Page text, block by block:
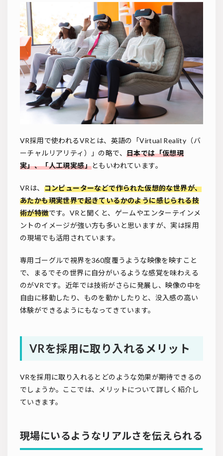
VR採用で使われるVRとは、英語の「Virtual Reality（バ
ーチャルリアリティ）」の略で、 日本では「仮想現
実」、「人工現実感」ともいわれています。
VRは、 コンピューターなどで作られた仮想的な世界が、
あたかも現実世界で起きているかのように感じられる技
術が特徴です。VRと聞くと、ゲームやエンターテインメ
ントのイメージが強い方も多いと思いますが、実は採用
の現場でも活用されています。
専用ゴーグルで視界を360度覆うような映像を映すこと
で、まるでその世界に自分がいるような感覚を味わえる
のがVRです。近年では技術がさらに発展し、映像の中を
自由に移動したり、ものを動かしたりと、没入感の高い
体験ができるようにもなってきています。
VRを採用に取り入れるメリット
VRを採用に取り入れるとどのような効果が期待できるの
でしょうか。ここでは、メリットについて詳しく紹介し
ていきます。
現場にいるようなリアルさを伝えられる